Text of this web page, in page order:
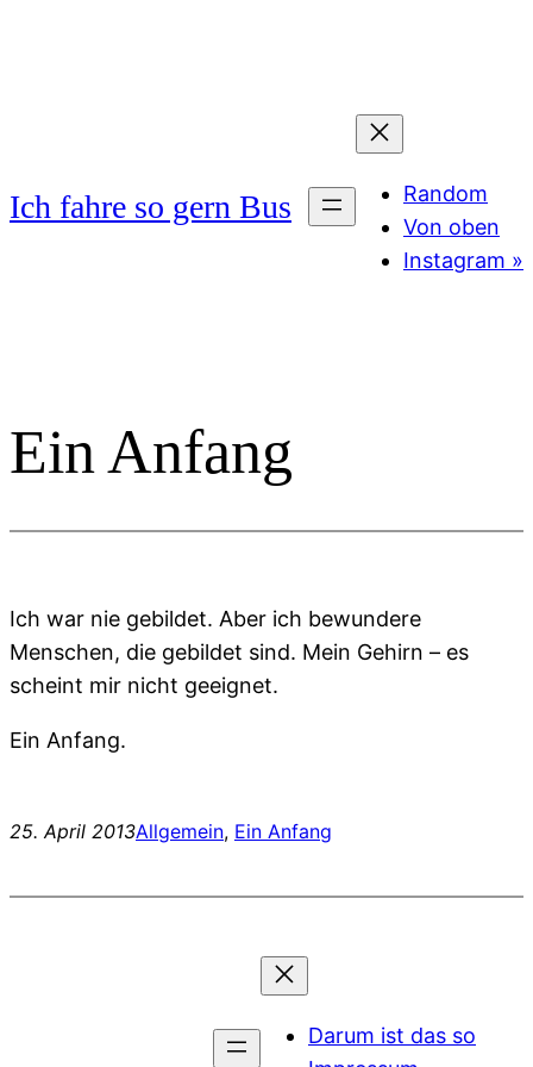
Ich fahre so gern Bus
Random
Von oben
Instagram »
Ein Anfang
Ich war nie gebildet. Aber ich bewundere
Menschen, die gebildet sind. Mein Gehirn – es
scheint mir nicht geeignet.
Ein Anfang.
25. April 2013Allgemein, Ein Anfang
Darum ist das so